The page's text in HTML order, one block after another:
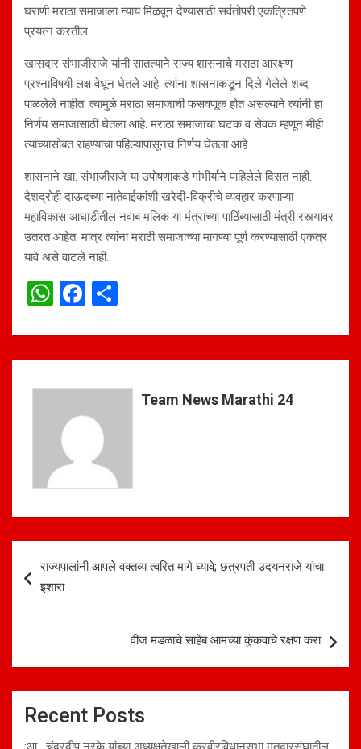
घराणी मराठा समाजाला न्याय मिळवून देण्यासाठी सर्वतोपरी एकत्रितपणे
प्रयत्न करतील.
खासदार संभाजीराजे यांनी सातत्याने राज्य शासनाचे मराठा आरक्षण
प्रश्नाविषयी लक्ष वेधून घेतले आहे. त्यांना शासनाकडून दिले गेलेले शब्द
पाळलेले नाहीत. त्यामुळे मराठा समाजाची फसवणूक होत असल्याने त्यांनी हा
निर्णय समाजासाठी घेतला आहे. मराठा समाजाचा घटक व सेवक म्हणून मीही
त्यांच्यासोबत राहण्याचा पहिल्यापासूनच निर्णय घेतला आहे.
शासनाने खा. संभाजीराजे या उपोषणाकडे गांभीर्याने पाहिलेले दिसत नाही.
देशद्रोही दाऊदच्या नातेवाईकांशी खरेदी-विक्रीचे व्यवहार करणाऱ्या
महाविकास आघाडीतील नवाब मलिक या मंत्राच्या पाठिंब्यासाठी मंत्री रस्त्यावर
उतरत आहेत. मात्र त्यांना मराठी समाजाच्या मागण्या पूर्ण करण्यासाठी एकत्र
यावे असे वाटले नाही.
W
at
A
p
p
F
ce
o
o
k
ar
Team News Marathi 24
navigation
राज्यपालांनी आपले वक्तव्य त्वरित मागे घ्यावे; छत्रपती उदयनराजे यांचा
इशारा
वीज मंडळाचे साहेब आमच्या कुंकवाचे रक्षण करा
Recent Posts